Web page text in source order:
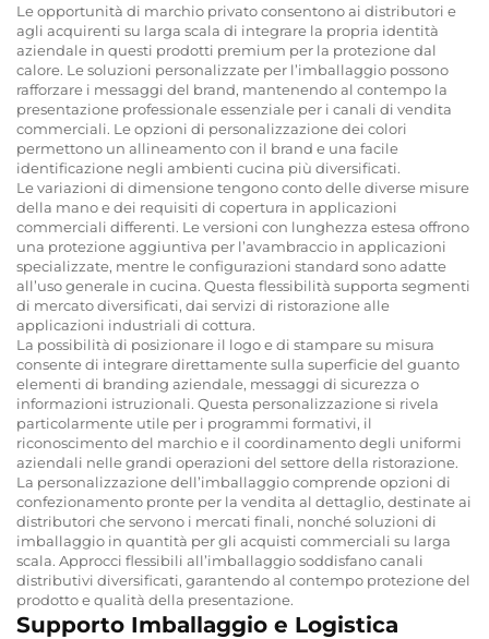
Le opportunità di marchio privato consentono ai distributori e
agli acquirenti su larga scala di integrare la propria identità
aziendale in questi prodotti premium per la protezione dal
calore. Le soluzioni personalizzate per l’imballaggio possono
rafforzare i messaggi del brand, mantenendo al contempo la
presentazione professionale essenziale per i canali di vendita
commerciali. Le opzioni di personalizzazione dei colori
permettono un allineamento con il brand e una facile
identificazione negli ambienti cucina più diversificati.
Le variazioni di dimensione tengono conto delle diverse misure
della mano e dei requisiti di copertura in applicazioni
commerciali differenti. Le versioni con lunghezza estesa offrono
una protezione aggiuntiva per l’avambraccio in applicazioni
specializzate, mentre le configurazioni standard sono adatte
all’uso generale in cucina. Questa flessibilità supporta segmenti
di mercato diversificati, dai servizi di ristorazione alle
applicazioni industriali di cottura.
La possibilità di posizionare il logo e di stampare su misura
consente di integrare direttamente sulla superficie del guanto
elementi di branding aziendale, messaggi di sicurezza o
informazioni istruzionali. Questa personalizzazione si rivela
particolarmente utile per i programmi formativi, il
riconoscimento del marchio e il coordinamento degli uniformi
aziendali nelle grandi operazioni del settore della ristorazione.
La personalizzazione dell’imballaggio comprende opzioni di
confezionamento pronte per la vendita al dettaglio, destinate ai
distributori che servono i mercati finali, nonché soluzioni di
imballaggio in quantità per gli acquisti commerciali su larga
scala. Approcci flessibili all’imballaggio soddisfano canali
distributivi diversificati, garantendo al contempo protezione del
prodotto e qualità della presentazione.
Supporto Imballaggio e Logistica